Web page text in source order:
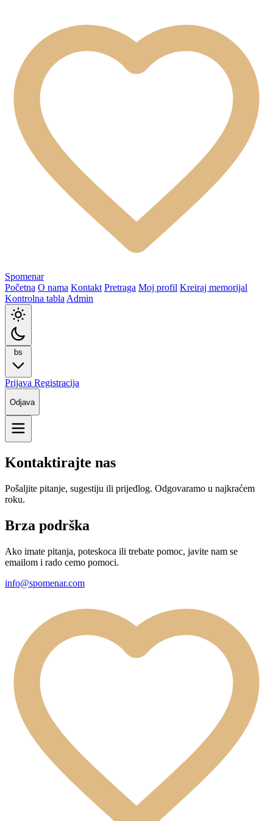
Spomenar
Početna O nama Kontakt Pretraga Moj profil Kreiraj memorijal
Kontrolna tabla Admin
bs
Prijava Registracija
Odjava
Kontaktirajte nas
Pošaljite pitanje, sugestiju ili prijedlog. Odgovaramo u najkraćem
roku.
Brza podrška
Ako imate pitanja, poteskoca ili trebate pomoc, javite nam se
emailom i rado cemo pomoci.
info@spomenar.com